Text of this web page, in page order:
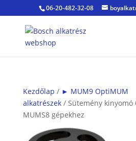
06-20-482-32-08
Kezdőlap / ► MUM9 OptiMUM
alkatrészek/ Sütemény kinyomó
MUMS8 gépekhez